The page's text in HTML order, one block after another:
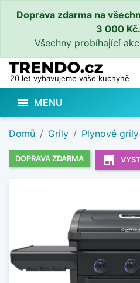
Doprava zdarma na
3 000 Kč.
Všechny probíhající
20 let vybavujeme vaše kuchyně
 MENU
Domů Grily Plynové grily
DOPRAVA ZDARMA store_mall_directory